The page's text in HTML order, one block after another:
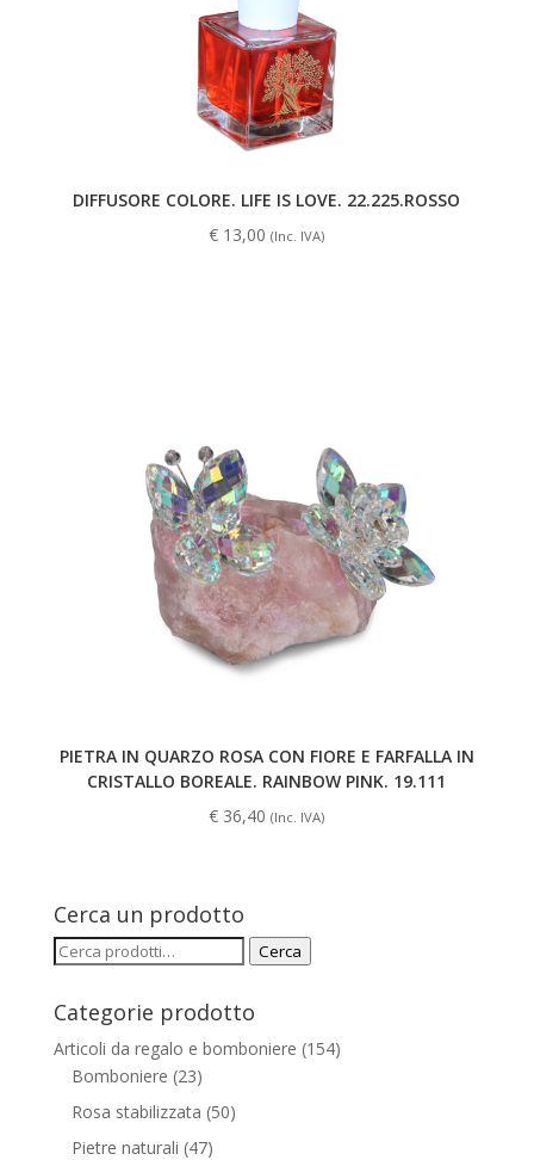
DIFFUSORE COLORE. LIFE IS LOVE. 22.225.ROSSO
€ 13,00 (Inc. IVA)
PIETRA IN QUARZO ROSA CON FIORE E FARFALLA IN
CRISTALLO BOREALE. RAINBOW PINK. 19.111
€ 36,40 (Inc. IVA)
Cerca un prodotto
Cerca: Cerca
Categorie prodotto
Articoli da regalo e bomboniere (154)
Bomboniere (23)
Rosa stabilizzata (50)
Pietre naturali (47)